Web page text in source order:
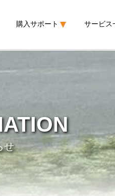
購入サポート サービス
せ